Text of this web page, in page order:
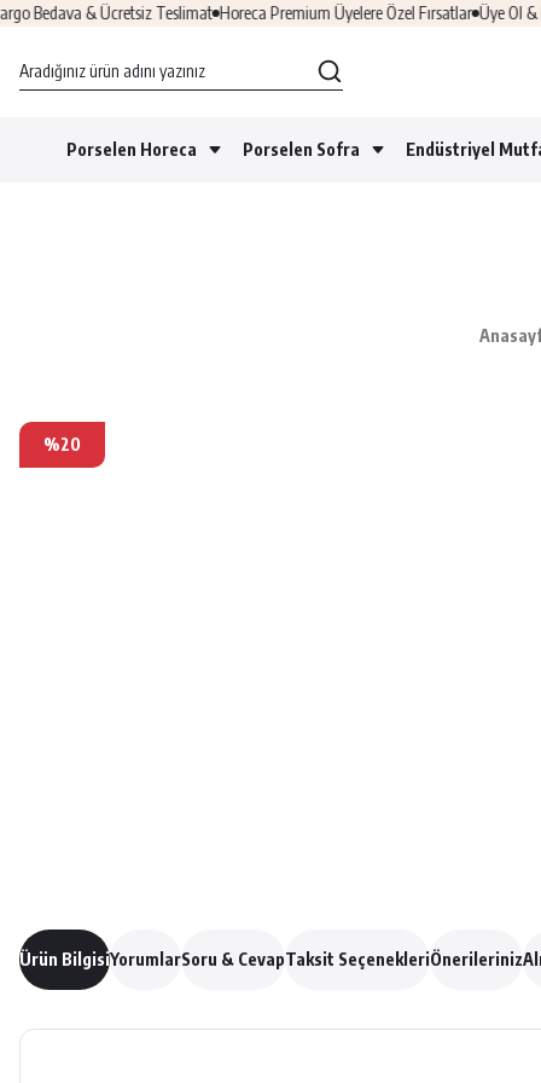
& Ücretsiz Teslimat Horeca Premium Üyelere Özel Fırsatlar Üye Ol &
Porselen Horeca Porselen Sofra Endüstriyel
%20
Ürün BilgisiYorumlarSoru & CevapTaksit SeçenekleriÖnerileriniz